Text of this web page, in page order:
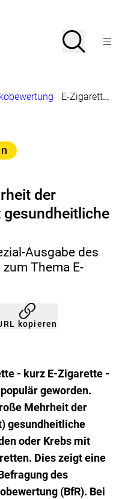
Suche
SucheMenü
E-Zigaretten: Mehrheit der Bevölkerung sieht gesundheitliche Risiken
der
Ausgabe des
Thema E-
kopieren
- kurz E-Zigarette -
geworden.
Mehrheit der
gesundheitliche
oder Krebs mit
Dies zeigt eine
des
(BfR). Bei